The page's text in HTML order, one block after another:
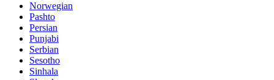
Norwegian
Pashto
Persian
Punjabi
Serbian
Sesotho
Sinhala